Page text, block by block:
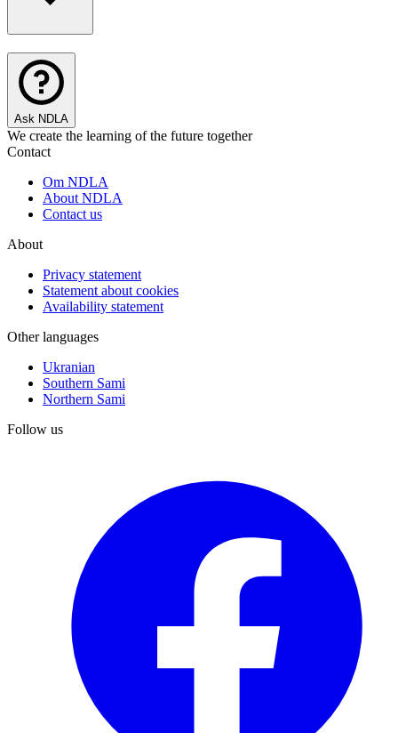
Ask NDLA
We create the learning of the future together
Contact
Om NDLA
About NDLA
Contact us
About
Privacy statement
Statement about cookies
Availability statement
Other languages
Ukranian
Southern Sami
Northern Sami
Follow us